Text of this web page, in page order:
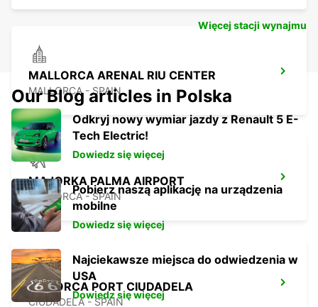
MALLORCA ARENAL RIU CENTER
MALLORCA - SPAIN
MAJORKA PALMA AIRPORT
MALLORCA - SPAIN
MENORCA PORT CIUDADELA
CIUDADELA - SPAIN
Więcej stacji wynajmu
Our Blog articles in Polska
Odkryj nowy wymiar jazdy z Renault 5 E-
Tech Electric!
Dowiedz się więcej
Pobierz naszą aplikację na urządzenia
mobilne
Dowiedz się więcej
Najciekawsze miejsca do odwiedzenia w
USA
Dowiedz się więcej